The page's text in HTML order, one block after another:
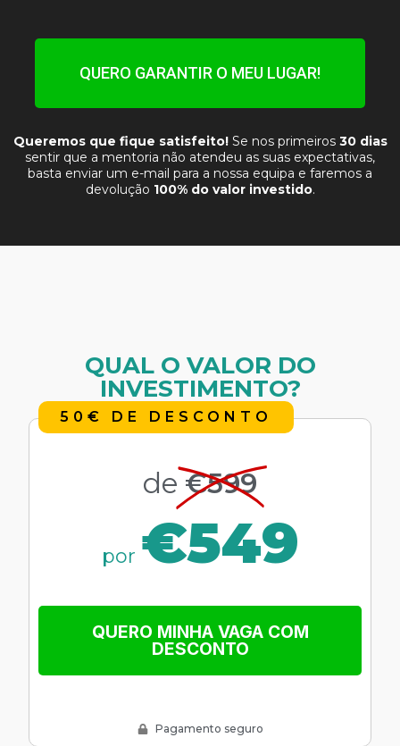
QUERO GARANTIR O MEU LUGAR!
Queremos que fique satisfeito!Se nos primeiros 30 dias
sentir que a mentoria não atendeu as suas expectativas,
basta enviar um e-mail para a nossa equipa e faremos a
devolução 100% do valor investido.
QUAL O VALOR DO
INVESTIMENTO?
50€ DE DESCONTO
de€599
por €549
QUERO MINHA VAGA COM
DESCONTO
Pagamento seguro